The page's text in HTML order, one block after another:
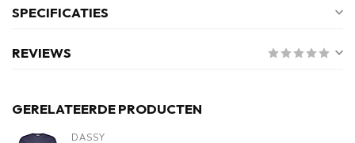
SPECIFICATIES
REVIEWS
GERELATEERDE PRODUCTEN
DASSY